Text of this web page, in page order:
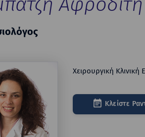
Χειρουργική
Κλείστε